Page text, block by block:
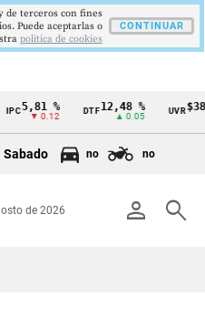
5,81 %
▼ 0.12
DTF12,48 %
▲ 0.05
UVR
Sabado no no
person search
de 2026
de terceros con fines
Puede aceptarlas o
politica de cookies
CONTINUAR